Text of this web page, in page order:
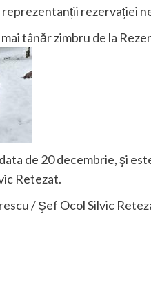
rezervației
tânăr zimbru de la
de 20 decembrie, şi
Retezat.
/ Şef Ocol Silvic